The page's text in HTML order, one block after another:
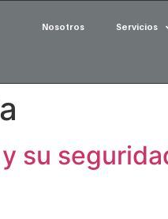
Nosotros Servicios
su